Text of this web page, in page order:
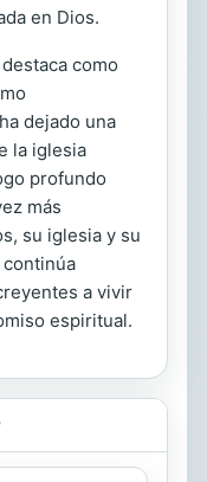
en Dios.
como
dejado una
la iglesia
profundo
más
su iglesia y su
a vivir
espiritual.